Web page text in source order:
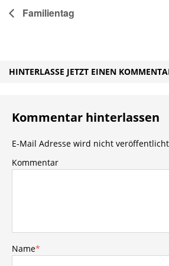
Familientag
HINTERLASSE JETZT EINEN
Kommentar hinterlassen
E-Mail Adresse wird nicht
Kommentar
Name*